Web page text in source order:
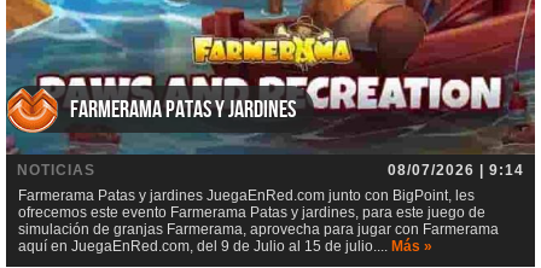
Farmerama Patas y jardines
NOTICIAS
08/07/2026 | 9:14
Farmerama Patas y jardines JuegaEnRed.com junto con BigPoint, les
ofrecemos este evento Farmerama Patas y jardines, para este juego de
simulación de granjas Farmerama, aprovecha para jugar con Farmerama
aquí en JuegaEnRed.com, del 9 de Julio al 15 de julio.... Más »